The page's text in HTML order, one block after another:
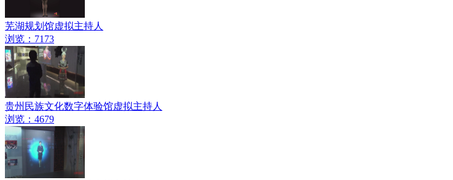
芜湖规划馆虚拟主持人
浏览：7173
贵州民族文化数字体验馆虚拟主持人
浏览：4679